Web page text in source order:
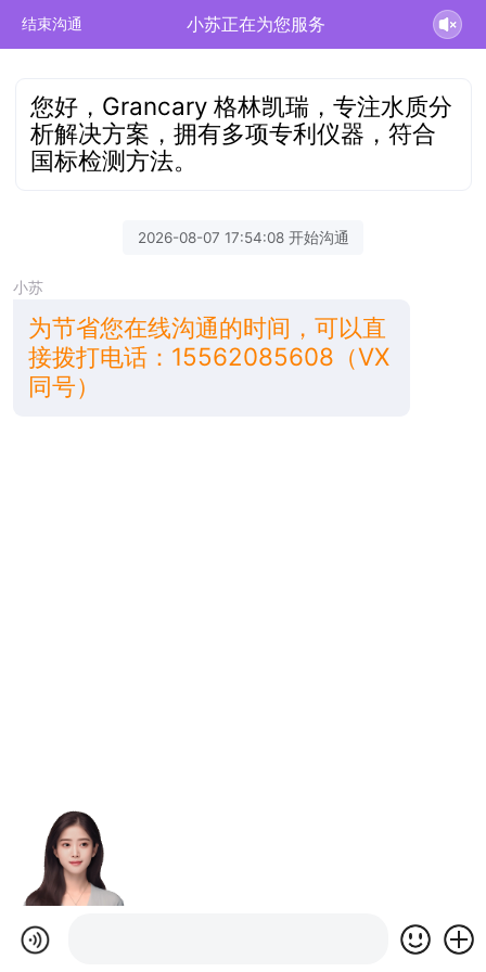
结束沟通 小苏正在为您服务
您好，Grancary 格林凯瑞，专注水质分
析解决方案，拥有多项专利仪器，符合
国标检测方法。
2026-08-07 17:54:08 开始沟通
小苏
为节省您在线沟通的时间，可以直
接拨打电话：15562085608（VX
同号）